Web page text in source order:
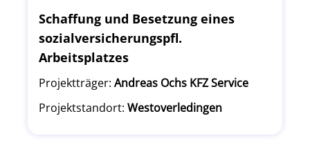
Schaffung und Besetzung eines
sozialversicherungspfl.
Arbeitsplatzes
Projektträger: Andreas Ochs KFZ Service
Projektstandort: Westoverledingen